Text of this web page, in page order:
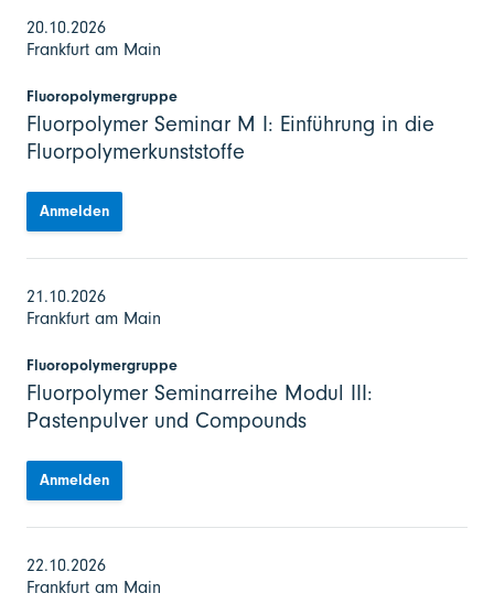
20.10.2026
Frankfurt am Main
Fluoropolymergruppe
Fluorpolymer Seminar M I: Einführung in die
Fluorpolymerkunststoffe
Anmelden
21.10.2026
Frankfurt am Main
Fluoropolymergruppe
Fluorpolymer Seminarreihe Modul III:
Pastenpulver und Compounds
Anmelden
22.10.2026
Frankfurt am Main